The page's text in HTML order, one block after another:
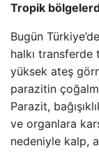
Tropik
Bugün
halkı transferde
yüksek ateş
parazitin
Parazit,
ve organlara
nedeniyle kalp,